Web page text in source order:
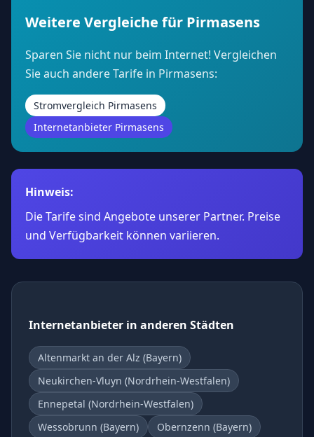
Weitere Vergleiche für Pirmasens
Sparen Sie nicht nur beim Internet! Vergleichen
Sie auch andere Tarife in Pirmasens:
Stromvergleich Pirmasens
Internetanbieter Pirmasens
Hinweis:
Die Tarife sind Angebote unserer Partner. Preise
und Verfügbarkeit können variieren.
Internetanbieter in anderen Städten
Altenmarkt an der Alz (Bayern)
Neukirchen-Vluyn (Nordrhein-Westfalen)
Ennepetal (Nordrhein-Westfalen)
Wessobrunn (Bayern)
Obernzenn (Bayern)